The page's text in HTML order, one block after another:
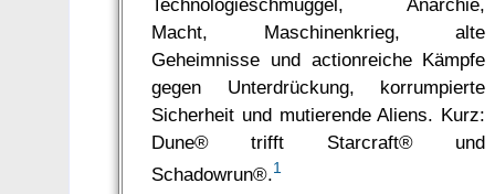
Macht, Maschinenkrieg, alte
Geheimnisse und actionreiche Kämpfe
gegen Unterdrückung, korrumpierte
Sicherheit und mutierende Aliens. Kurz:
Dune® trifft Starcraft® und
Schadowrun®.1